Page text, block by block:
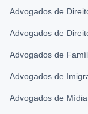
Advogados de
Advogados de
Advogados de
Advogados de
Advogados de